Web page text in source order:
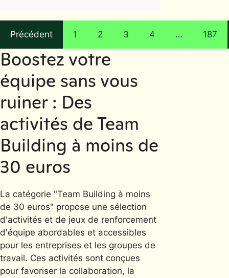
Précédent 1 2 3 4 … 187
Boostez votre
équipe sans vous
ruiner : Des
activités de Team
Building à moins de
30 euros
La catégorie "Team Building à moins
de 30 euros" propose une sélection
d'activités et de jeux de renforcement
d'équipe abordables et accessibles
pour les entreprises et les groupes de
travail. Ces activités sont conçues
pour favoriser la collaboration, la